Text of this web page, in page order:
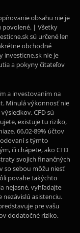
obsahu nie je
povolené. | Všetky
sú určené len
obchodné
investicne.sk nie je
a pokyny čitateľov
a investovaním na
Minulá výkonnosť nie
CFD sú
existuje tu riziko,
66,02-89% účtov
s týmto
či chápete, ako CFD
svojich finančných
so sebou môžu niesť
povahe takýchto
nejasné, vyhľadajte
asistenciu.
pre vašu
dodatočné riziko.